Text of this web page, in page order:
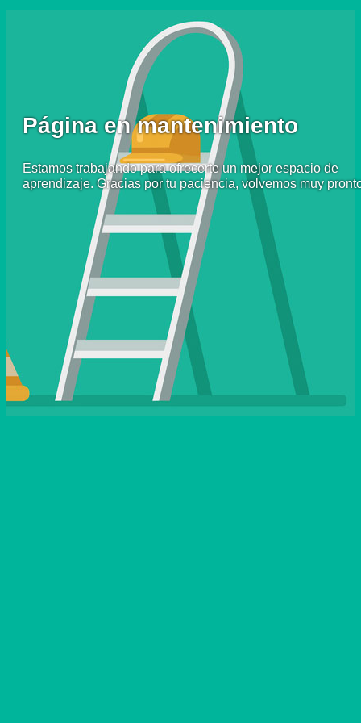
Página en mantenimiento
Estamos trabajando para ofrecerte un mejor espacio de
aprendizaje. Gracias por tu paciencia, volvemos muy